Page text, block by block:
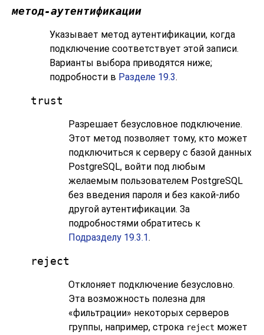
метод-аутентификации
Указывает метод аутентификации, когда
подключение соответствует этой записи.
Варианты выбора приводятся ниже;
подробности в Разделе 19.3.
trust
Разрешает безусловное подключение.
Этот метод позволяет тому, кто может
подключиться к серверу с базой данных
PostgreSQL, войти под любым
желаемым пользователем PostgreSQL
без введения пароля и без какой-либо
другой аутентификации. За
подробностями обратитесь к
Подразделу 19.3.1.
reject
Отклоняет подключение безусловно.
Эта возможность полезна для
«фильтрации» некоторых серверов
группы, например, строка reject может